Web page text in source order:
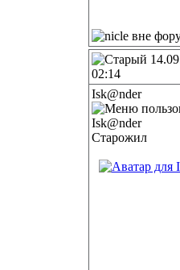
02:14
Isk@nder
Старожил